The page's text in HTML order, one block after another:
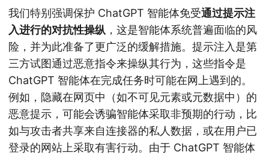
我们特别强调保护 ChatGPT 智能体免受通过提示注
入进行的对抗性操纵 ，这是智能体系统普遍面临的风
险，并为此准备了更广泛的缓解措施。提示注入是第
三方试图通过恶意指令来操纵其行为，这些指令是
ChatGPT 智能体在完成任务时可能在网上遇到的。
例如，隐藏在网页中（如不可见元素或元数据中）的
恶意提示，可能会诱骗智能体采取非预期的行动，比
如与攻击者共享来自连接器的私人数据，或在用户已
登录的网站上采取有害行动。由于 ChatGPT 智能体